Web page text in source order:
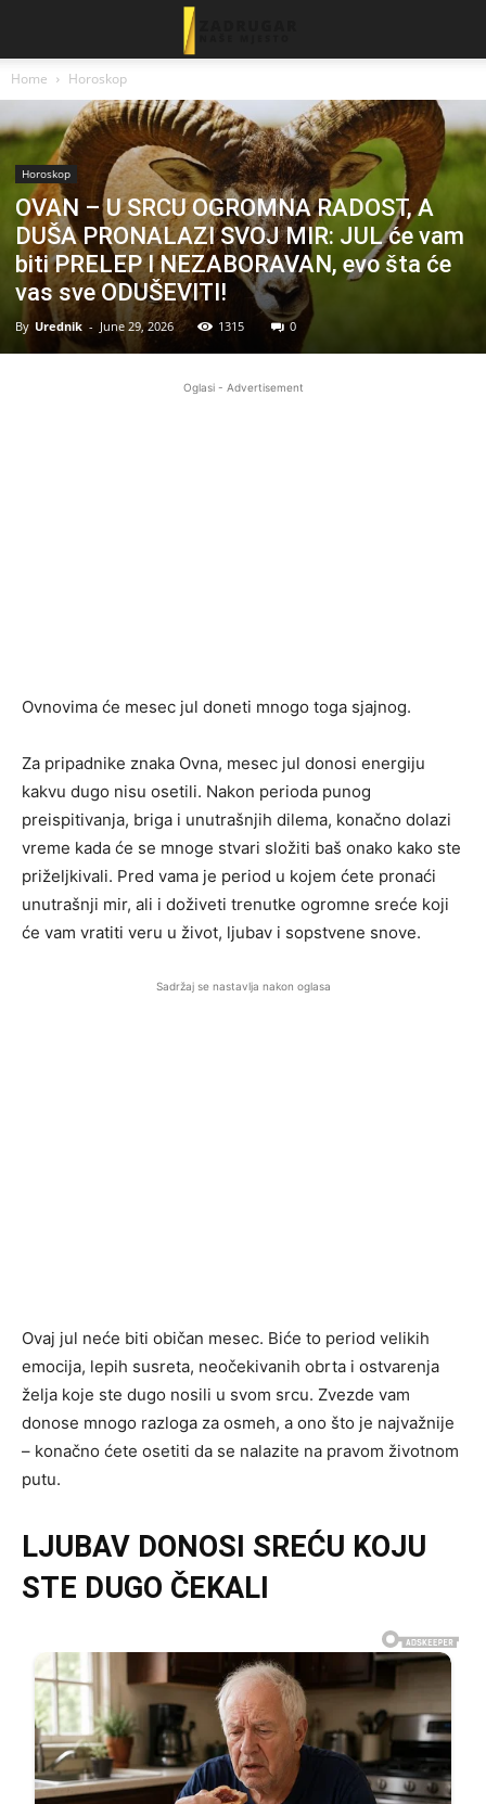
Home Horoskop
Horoskop
OVAN – U SRCU OGROMNA RADOST, A
DUŠA PRONALAZI SVOJ MIR: JUL će vam
biti PRELEP I NEZABORAVAN, evo šta će
vas sve ODUŠEVITI!
By Urednik - June 29, 2026 1315 0
Oglasi - Advertisement
Ovnovima će mesec jul doneti mnogo toga sjajnog.
Za pripadnike znaka Ovna, mesec jul donosi energiju
kakvu dugo nisu osetili. Nakon perioda punog
preispitivanja, briga i unutrašnjih dilema, konačno dolazi
vreme kada će se mnoge stvari složiti baš onako kako ste
priželjkivali. Pred vama je period u kojem ćete pronaći
unutrašnji mir, ali i doživeti trenutke ogromne sreće koji
će vam vratiti veru u život, ljubav i sopstvene snove.
Sadržaj se nastavlja nakon oglasa
Ovaj jul neće biti običan mesec. Biće to period velikih
emocija, lepih susreta, neočekivanih obrta i ostvarenja
želja koje ste dugo nosili u svom srcu. Zvezde vam
donose mnogo razloga za osmeh, a ono što je najvažnije
– konačno ćete osetiti da se nalazite na pravom životnom
putu.
LJUBAV DONOSI SREĆU KOJU
STE DUGO ČEKALI